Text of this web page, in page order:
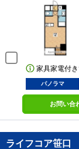
家具家電付
パノラマ
お問い合
ライフコア笹口